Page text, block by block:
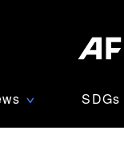
∨ SDGs